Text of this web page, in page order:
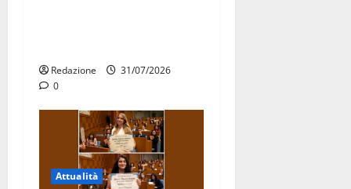
Redazione
31/07/2026
0
Attualità